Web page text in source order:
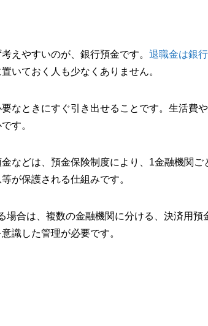
えやすいのが、銀行預金です。 退職金は銀
いておく人も少なくありません。
なときにすぐ引き出せることです。生活費
す。
などは、預金保険制度により、1金融機関
が保護される仕組みです。
場合は、複数の金融機関に分ける、決済用預
識した管理が必要です。